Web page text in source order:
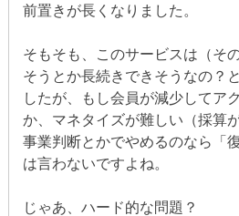
前置きが長くなりました。
そもそも、このサービスは（そ
そうとか長続きできそうなの？
したが、もし会員が減少してア
か、マネタイズが難しい（採算
事業判断とかでやめるのなら「
は言わないですよね。
じゃあ、ハード的な問題？